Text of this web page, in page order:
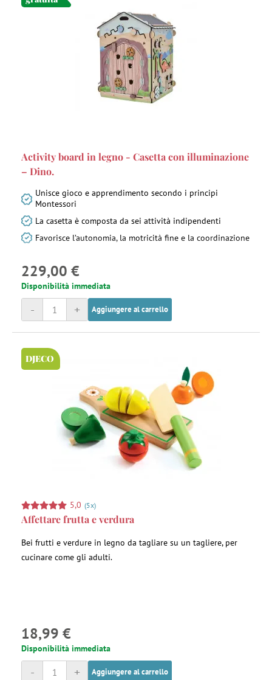
Activity board in legno - Casetta con illuminazione
– Dino.
Unisce gioco e apprendimento secondo i principi
Montessori
La casetta è composta da sei attività indipendenti
Favorisce l’autonomia, la motricità fine e la coordinazione
229,00 €
Disponibilità immediata
+
- Aggiungere al carrello
DJECO
5,0 (5x)
Affettare frutta e verdura
Bei frutti e verdure in legno da tagliare su un tagliere, per
cucinare come gli adulti.
18,99 €
Disponibilità immediata
+
- Aggiungere al carrello